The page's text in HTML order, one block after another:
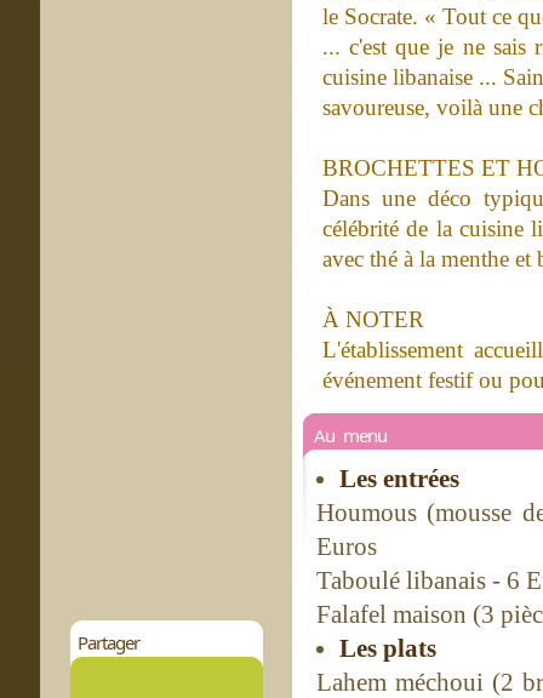
Partager
le Socrate. « Tout ce
... c'est que je ne sais
cuisine libanaise ...
savoureuse, voilà une
BROCHETTES ET
Dans une déco
célébrité de la cuisine
avec thé à la menthe et
À NOTER
L'établissement
événement festif ou
Au menu
Les entrées
Houmous (mousse
Euros
Taboulé libanais - 6
Falafel maison (3
Les plats
Lahem méchoui (2